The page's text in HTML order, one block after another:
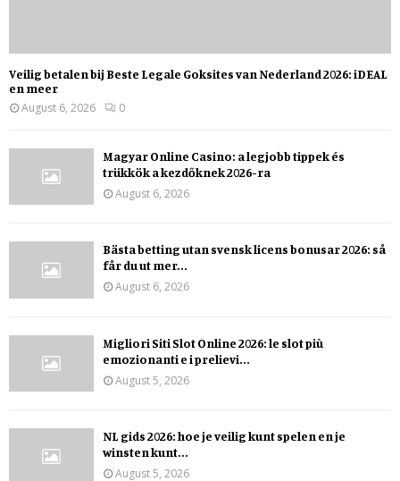
Veilig betalen bij Beste Legale Goksites van Nederland 2026: iDEAL
en meer
August 6, 2026
0
Magyar Online Casino: a legjobb tippek és
trükkök a kezdőknek 2026-ra
August 6, 2026
Bästa betting utan svensk licens bonusar 2026: så
får du ut mer...
August 6, 2026
Migliori Siti Slot Online 2026: le slot più
emozionanti e i prelievi...
August 5, 2026
NL gids 2026: hoe je veilig kunt spelen en je
winsten kunt...
August 5, 2026